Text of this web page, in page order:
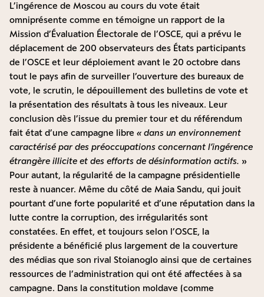
L’ingérence de Moscou au cours du vote était
omniprésente comme en témoigne un rapport de la
Mission d’Évaluation Électorale de l’OSCE, qui a prévu le
déplacement de 200 observateurs des États participants
de l’OSCE et leur déploiement avant le 20 octobre dans
tout le pays afin de surveiller l’ouverture des bureaux de
vote, le scrutin, le dépouillement des bulletins de vote et
la présentation des résultats à tous les niveaux. Leur
conclusion dès l’issue du premier tour et du référendum
fait état d’une campagne libre « dans un environnement
caractérisé par des préoccupations concernant l’ingérence
étrangère illicite et des efforts de désinformation actifs. »
Pour autant, la régularité de la campagne présidentielle
reste à nuancer. Même du côté de Maia Sandu, qui jouit
pourtant d’une forte popularité et d’une réputation dans la
lutte contre la corruption, des irrégularités sont
constatées. En effet, et toujours selon l’OSCE, la
présidente a bénéficié plus largement de la couverture
des médias que son rival Stoianoglo ainsi que de certaines
ressources de l’administration qui ont été affectées à sa
campagne. Dans la constitution moldave (comme